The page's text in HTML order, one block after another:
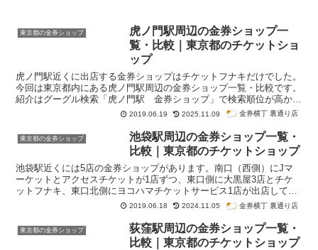
東京都の金券ショップ
虎ノ門駅周辺の金券ショップ一
覧・比較｜東京都のチケットショ
ップ
虎ノ門駅近くに出店する金券ショップはチケットフナキだけでした。
今回は東京都内にある虎ノ門駅周辺の金券ショップ一覧・比較です。
紹介はグーグル検索「虎ノ門駅 金券ショップ」で検索順位が高かっ
2019.06.19 2025.11.09 金券横丁 裏通り店
東京都の金券ショップ
池袋駅周辺の金券ショップ一覧・
比較｜東京都のチケットショップ
池袋駅近くには5店の金券ショップがあります。南口（西側）にJマ
ーケットとアクセスチケットが1店ずつ、東口側に大黒屋3店とチケ
ットフナキ、東口北側にヨコハマチケットサービス1店が出店してい
ます。大黒屋は質屋をベースとした店舗2店とブランド館1店です
が、全ての店舗で金券の販売を行っています。今回は東京都内にある
池袋駅周辺の金券ショップ一覧・比較です。紹介はグーグル検索「池
袋駅 金券ショップ」で検索順位が高かった順番になっています。
2019.06.18 2024.11.05 金券横丁 裏通り店
東京都の金券ショップ
荻窪駅周辺の金券ショップ一覧・
比較｜東京都のチケットショップ